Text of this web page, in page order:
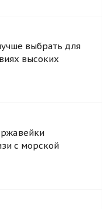
выбрать для
высоких
с морской